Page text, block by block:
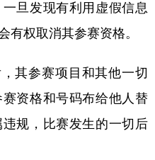
旦发现有利用虚假信息
有权取消其参赛资格。
参赛项目和其他一切
资格和号码布给他人替
规，比赛发生的一切后